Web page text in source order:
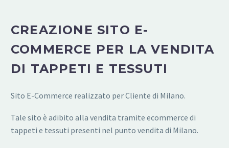
CREAZIONE SITO E-
COMMERCE PER LA VENDITA
DI TAPPETI E TESSUTI
Sito E-Commerce realizzato per Cliente di Milano.
Tale sito è adibito alla vendita tramite ecommerce di
tappeti e tessuti presenti nel punto vendita di Milano.